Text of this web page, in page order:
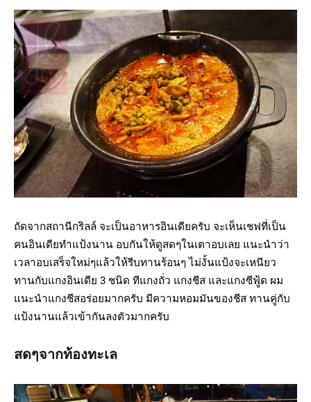
ถัดจากสถานีกริลล์ จะเป็นอาหารอินเดียครับ จะเห็นเชฟที่เป็น
คนอินเดียทำแป้งนาน อบกันให้ดูสดๆในเตาอบเลย แนะนำว่า
เวลาอบเสร็จใหม่ๆแล้วให้รีบทานร้อนๆ ไม่งั้นแป้งจะเหนียว
ทานกับแกงอินเดีย 3 ชนิด ทีแกงถั่ว แกงชีส และแกงซีฟู้ด ผม
แนะนำแกงชีสอร่อยมากครับ มีความหอมมันของชีส ทานคู่กับ
แป้งนานแล้วเข้ากันลงตัวมากครับ
สดๆจากท้องทะเล